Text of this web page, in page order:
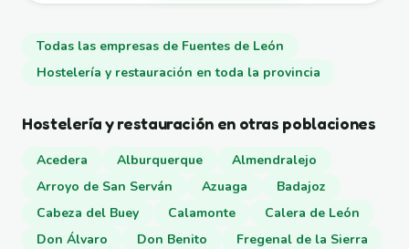
Todas las empresas de Fuentes de León
Hostelería y restauración en toda la provincia
Hostelería y restauración en otras poblaciones
Acedera Alburquerque
Almendralejo
Arroyo de San Serván
Azuaga
Badajoz
Cabeza del Buey
Calamonte
Calera de León
Don Álvaro
Don Benito
Fregenal de la Sierra